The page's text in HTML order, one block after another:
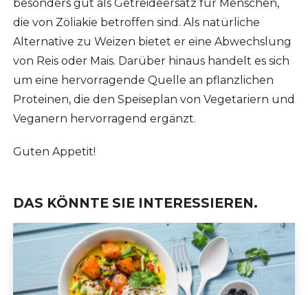
besonders gut als Getreideersatz für Menschen,
die von Zöliakie betroffen sind. Als natürliche
Alternative zu Weizen bietet er eine Abwechslung
von Reis oder Mais. Darüber hinaus handelt es sich
um eine hervorragende Quelle an pflanzlichen
Proteinen, die den Speiseplan von Vegetariern und
Veganern hervorragend ergänzt.
Guten Appetit!
DAS KÖNNTE SIE INTERESSIEREN.